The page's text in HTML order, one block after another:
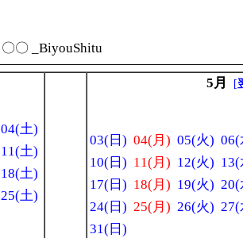
〇〇 _BiyouShitu
04(土)
11(土)
18(土)
25(土)
5月 [
03(日) 04(月) 05(火) 06(
10(日) 11(月) 12(火)
17(日) 18(月) 19(火) 20(
24(日) 25(月) 26(火) 27(
31(日)